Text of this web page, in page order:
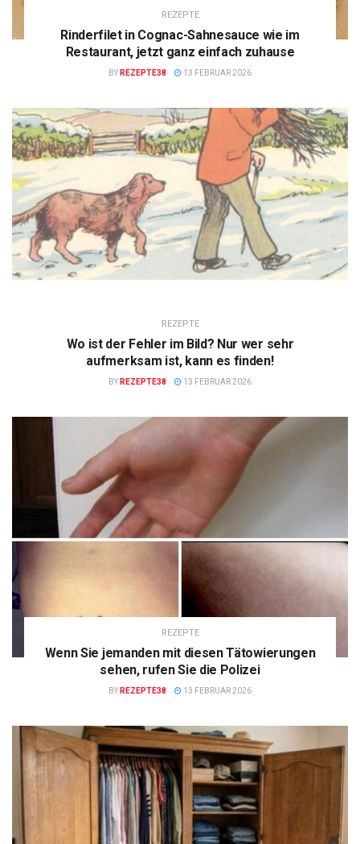
REZEPTE
Rinderfilet in Cognac-Sahnesauce wie im
Restaurant, jetzt ganz einfach zuhause
BY REZEPTE38 13 FEBRUAR 2026
REZEPTE
Wo ist der Fehler im Bild? Nur wer sehr
aufmerksam ist, kann es finden!
BY REZEPTE38 13 FEBRUAR 2026
REZEPTE
Wenn Sie jemanden mit diesen Tätowierungen
sehen, rufen Sie die Polizei
BY REZEPTE38 13 FEBRUAR 2026